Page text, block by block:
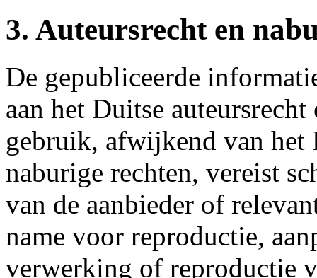
3. Auteursrecht en
De gepubliceerde
aan het Duitse
gebruik, afwijkend van het
naburige rechten, vereist
van de aanbieder of
name voor reproductie,
verwerking of reproductie